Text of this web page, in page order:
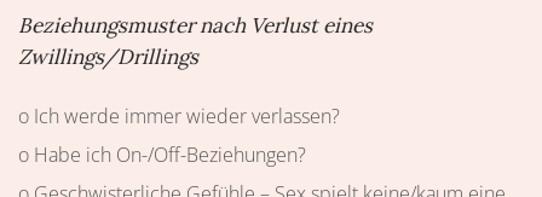
Beziehungsmuster nach Verlust eines
Zwillings/Drillings
o Ich werde immer wieder verlassen?
o Habe ich On-/Off-Beziehungen?